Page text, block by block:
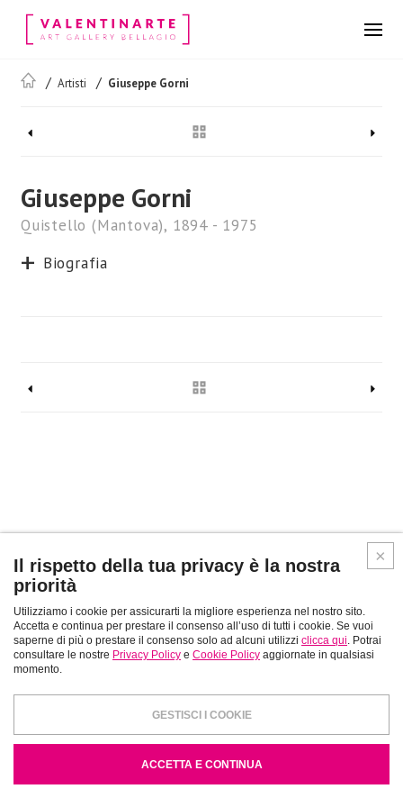
Artisti Giuseppe Gorni
Giuseppe Gorni
Quistello (Mantova), 1894 - 1975
Biografia
Artisti
VALENTINARTE SAS DI BRUSCHINI BARBARA E C.
Salita Serbelloni, 10 22021 BELLAGIO (COMO) Italy - T. / Fax+ 39
P.IVA: 03884500137 C.F.: 03884500137
Cookie Policy - Copyright - Credits
Il rispetto della tua privacy è la nostra
priorità
Utilizziamo i cookie per assicurarti la migliore esperienza nel nostro sito.
Accetta e continua per prestare il consenso all’uso di tutti i cookie. Se vuoi
saperne di più o prestare il consenso solo ad alcuni utilizzi clicca qui. Potrai
consultare le nostre Privacy Policy e Cookie Policy aggiornate in qualsiasi
momento.
GESTISCI I COOKIE
ACCETTA E CONTINUA